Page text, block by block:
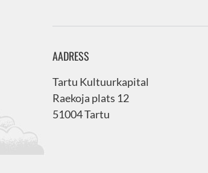
AADRESS
Tartu Kultuurkapital
Raekoja plats 12
51004 Tartu